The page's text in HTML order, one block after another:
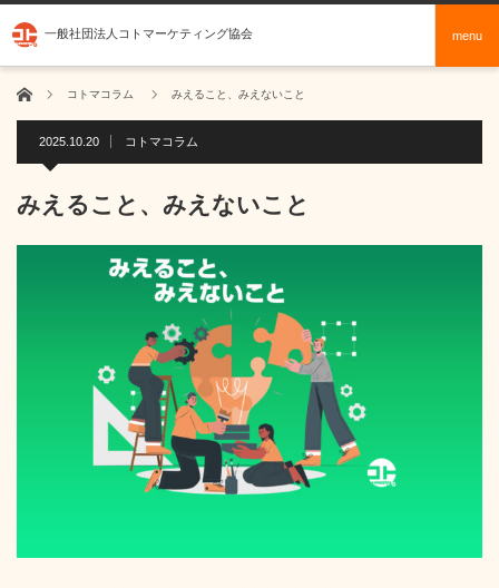
一般社団法人コトマーケティング協会 menu
ホーム コトマコラム みえること、みえないこと
2025.10.20 コトマコラム
みえること、みえないこと